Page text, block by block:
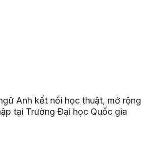
Anh kết nối học thuật, mở rộng
tại Trường Đại học Quốc gia